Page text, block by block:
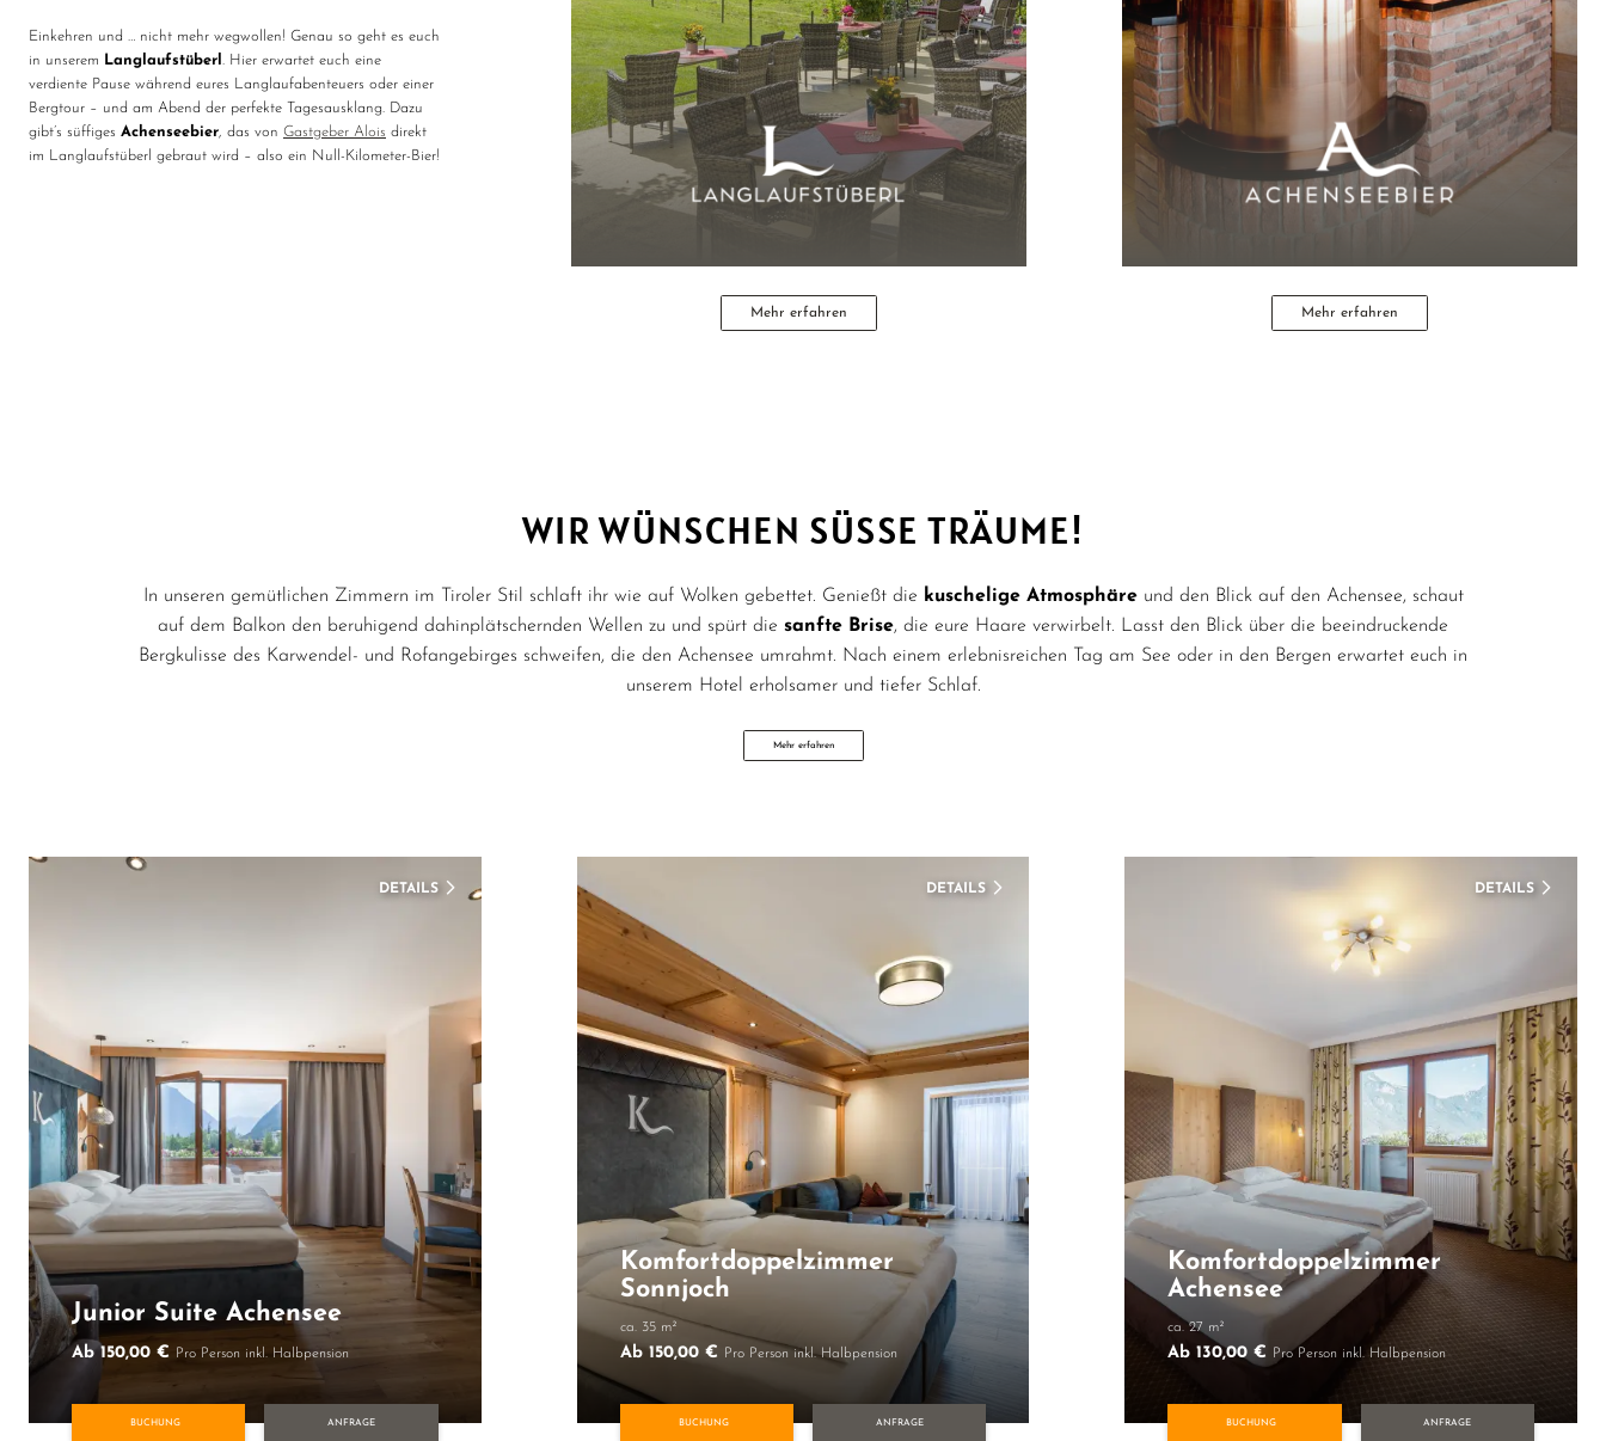
Einkehren und … nicht mehr wegwollen! Genau so geht es euch
in unserem
Langlaufstüberl . Hier erwartet euch eine
verdiente Pause während eures Langlaufabenteuers oder einer
Bergtour – und am Abend der perfekte Tagesausklang. Dazu
gibt’s süffiges Achenseebier, das von Gastgeber Alois direkt
im Langlaufstüberl gebraut wird – also ein Null-Kilometer-Bier!
Mehr erfahren Mehr erfahren
WIR WÜNSCHEN SÜSSE TRÄUME!
In unseren gemütlichen Zimmern im Tiroler Stil schlaft ihr wie auf Wolken gebettet. Genießt die kuschelige Atmosphäreund den Blick auf den Achensee, schaut
auf dem Balkon den beruhigend dahinplätschernden Wellen zu und spürt die sanfte Brise, die eure Haare verwirbelt. Lasst den Blick über die beeindruckende
Bergkulisse des Karwendel- und Rofangebirges schweifen, die den Achensee umrahmt. Nach einem erlebnisreichen Tag am See oder in den Bergen erwartet euch in
unserem Hotel erholsamer und tiefer Schlaf.
Mehr erfahren
DETAILS
Junior Suite Achensee
Ab 150,00 € Pro Person inkl. Halbpension
BUCHUNG ANFRAGE
DETAILS
Komfortdoppelzimmer
Sonnjoch
ca. 35 m²
Ab 150,00 € Pro Person inkl. Halbpension
BUCHUNG ANFRAGE
DETAILS
Komfortdoppelzimmer
Achensee
ca. 27 m²
Ab 130,00 € Pro Person inkl. Halbpension
BUCHUNG ANFRAGE